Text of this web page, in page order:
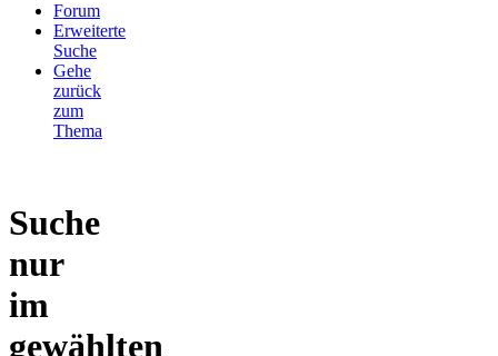
Forum
Erweiterte
Suche
Gehe
zurück
zum
Thema
Suche
nur
im
gewählten